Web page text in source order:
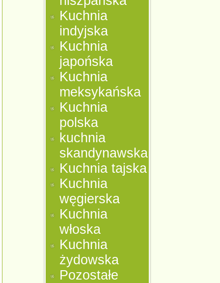
Kuchnia
indyjska
Kuchnia
japońska
Kuchnia
meksykańska
Kuchnia
polska
kuchnia
skandynawska
Kuchnia tajska
Kuchnia
węgierska
Kuchnia
włoska
Kuchnia
żydowska
Pozostałe